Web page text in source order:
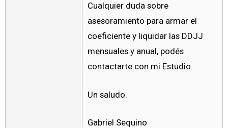
Cualquier duda sobre
asesoramiento para armar el
coeficiente y liquidar las DDJJ
mensuales y anual, podés
contactarte con mi Estudio.
Un saludo.
Gabriel Sequino